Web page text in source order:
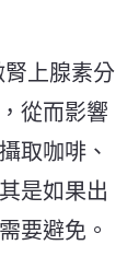
上腺素分
從而影響
取咖啡、
是如果出
要避免。